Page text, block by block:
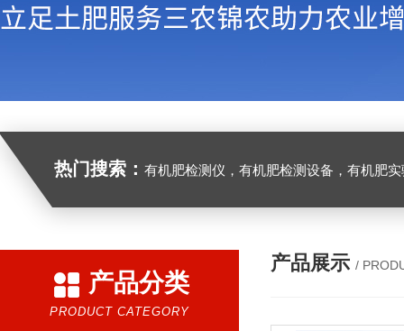
热门搜索： 有机肥检测仪，有机肥检测设备，有机肥实验室设备，生物有
产品分类
PRODUCT CATEGORY
产品展示 /